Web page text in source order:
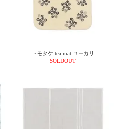
トモタケ tea mat ユーカリ
SOLDOUT